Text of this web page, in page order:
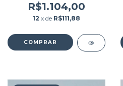
R$1.104,00
12 x de R$111,88